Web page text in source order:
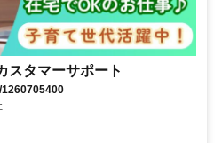
スタマーサポート
1260705400